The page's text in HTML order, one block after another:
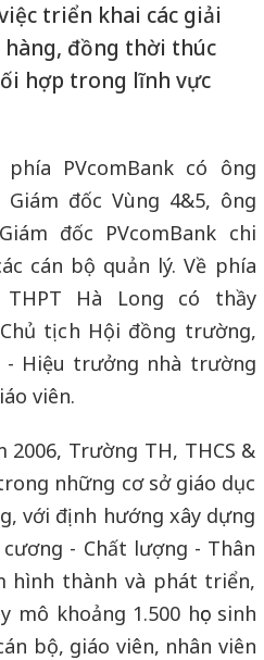
triển khai các giải
đồng thời thúc
hợp trong lĩnh vực
PVcomBank có ông
Giám đốc Vùng 4&5, ông
đốc PVcomBank chi
cán bộ quản lý. Về phía
Hà Long có thầy
Chủ tịch Hội đồng trường,
- Hiệu trưởng nhà trường
viên.
Trường TH, THCS &
những cơ sở giáo dục
với định hướng xây dựng
cương - Chất lượng - Thân
hình thành và phát triển,
khoảng 1.500 học sinh
bộ, giáo viên, nhân viên